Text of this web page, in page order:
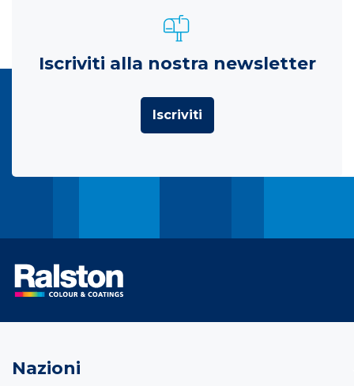
Iscriviti alla nostra newsletter
Iscriviti
Nazioni